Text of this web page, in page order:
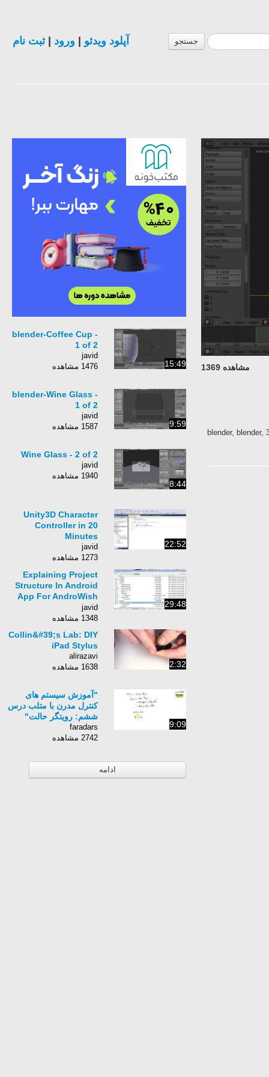
جستجو آپلود ویدئو ورود |ثبت نام
مشاهده 1369
blender,
15:49
blender-Coffee Cup -
1 of 2
javid
1476 مشاهده
9:59
blender-Wine Glass -
1 of 2
javid
1587 مشاهده
8:44
Wine Glass - 2 of 2
javid
1940 مشاهده
22:52
Unity3D Character
Controller in 20
Minutes
javid
1273 مشاهده
29:48
Explaining Project
Structure In Android
App For AndroWish
And Tcl/Tk Lesson 2
(English Version)
javid
1348 مشاهده
2:32
Collin&#39;s Lab: DIY
iPad Stylus
alirazavi
1638 مشاهده
9:09
"آموزش سیستم های
کنترل مدرن با متلب درس
ششم: رویتگر حالت"
faradars
2742 مشاهده
ادامه